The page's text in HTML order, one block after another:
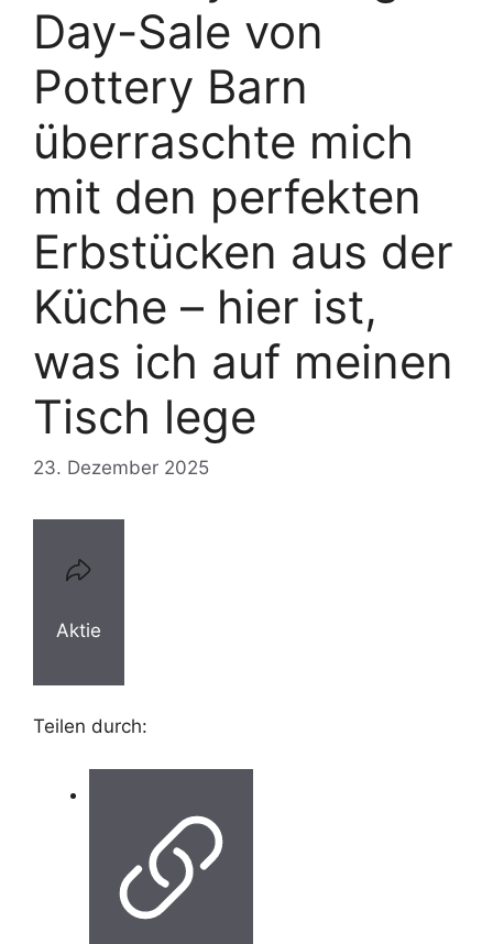
Day-Sale von
Pottery Barn
überraschte mich
mit den perfekten
Erbstücken aus der
Küche – hier ist,
was ich auf meinen
Tisch lege
23. Dezember 2025
Aktie
Teilen durch: